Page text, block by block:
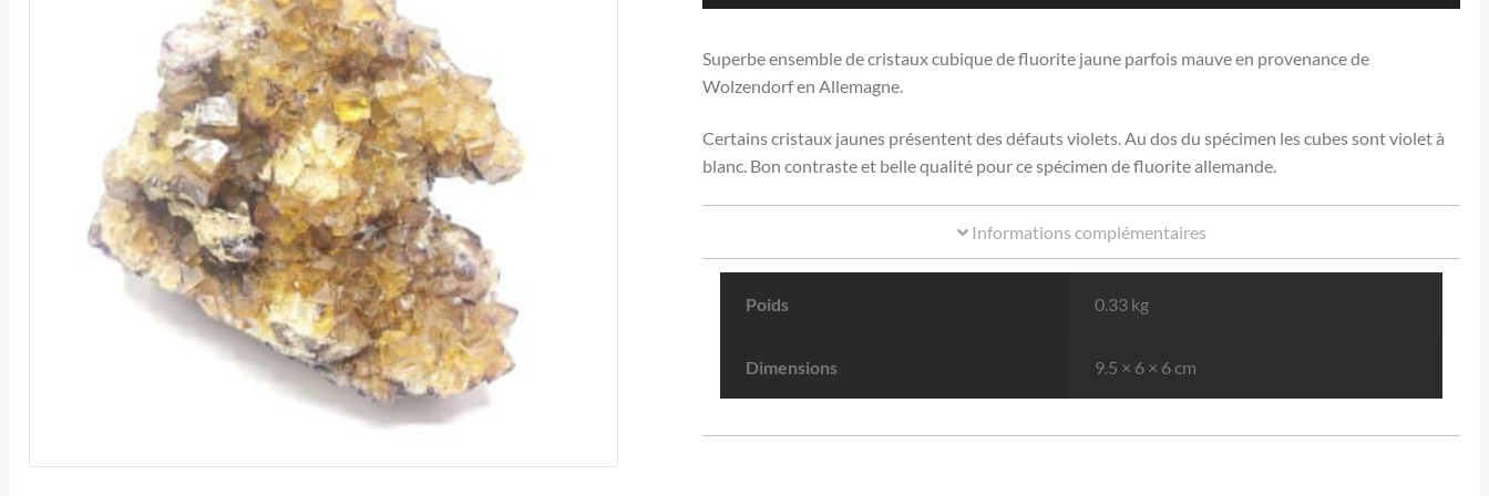
Superbe ensemble de cristaux cubique de fluorite jaune parfois mauve en provenance de
Wolzendorf en Allemagne.
Certains cristaux jaunes présentent des défauts violets. Au dos du spécimen les cubes sont violet à
blanc. Bon contraste et belle qualité pour ce spécimen de fluorite allemande.
Informations complémentaires
Poids 0.33 kg
Dimensions 9.5 × 6 × 6 cm